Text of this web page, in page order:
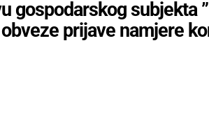
gospodarskog subjekta
prijave namjere